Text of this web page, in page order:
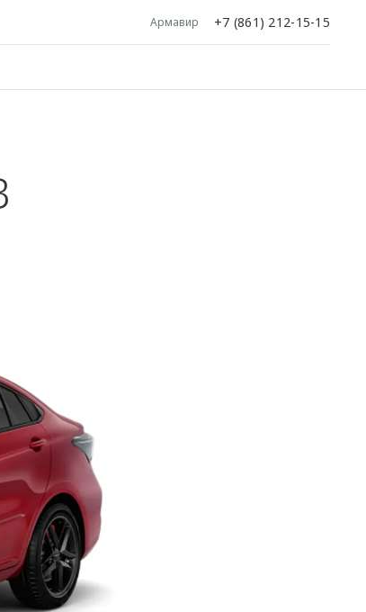
Армавир +7 (861) 212-15-15